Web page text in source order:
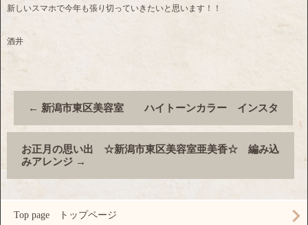
新しいスマホで今年も張り切っていきたいと思います！！
酒井
← 新潟市東区美容室 ハイトーンカラー インスタ
お正月の思い出 ☆新潟市東区美容室亜美香☆ 編み込
みアレンジ →
Top page トップページ